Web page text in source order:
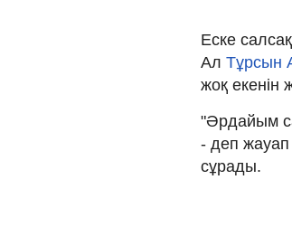
Еске
Ал Тұрсын
жоқ екенін
"Әрдайым
- деп жауап
сұрады.